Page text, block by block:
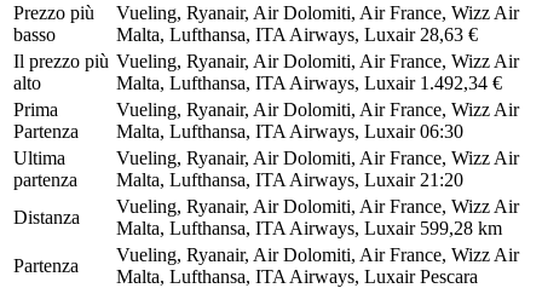
Prezzo più
basso
Vueling, Ryanair, Air Dolomiti, Air France, Wizz Air
Malta, Lufthansa, ITA Airways, Luxair 28,63 €
Il prezzo più
alto
Vueling, Ryanair, Air Dolomiti, Air France, Wizz Air
Malta, Lufthansa, ITA Airways, Luxair 1.492,34 €
Prima
Partenza
Vueling, Ryanair, Air Dolomiti, Air France, Wizz Air
Malta, Lufthansa, ITA Airways, Luxair 06:30
Ultima
partenza
Vueling, Ryanair, Air Dolomiti, Air France, Wizz Air
Malta, Lufthansa, ITA Airways, Luxair 21:20
Distanza
Vueling, Ryanair, Air Dolomiti, Air France, Wizz Air
Malta, Lufthansa, ITA Airways, Luxair 599,28 km
Partenza
Vueling, Ryanair, Air Dolomiti, Air France, Wizz Air
Malta, Lufthansa, ITA Airways, Luxair Pescara